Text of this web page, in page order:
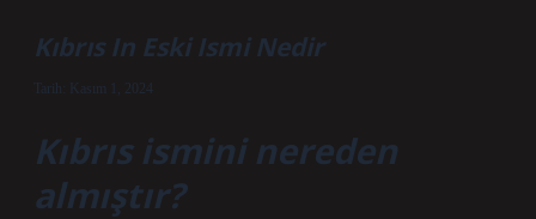
Kıbrıs In Eski Ismi Nedir
Tarih: Kasım 1, 2024
Kıbrıs ismini nereden
almıştır?